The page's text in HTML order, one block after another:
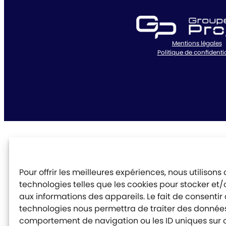
Pour offrir les meilleures expériences, nous utilisons
technologies telles que les cookies pour stocker
aux informations des appareils. Le fait de consentir
technologies nous permettra de traiter des
comportement de navigation ou les ID uniques sur
Mentions légales
Politique de